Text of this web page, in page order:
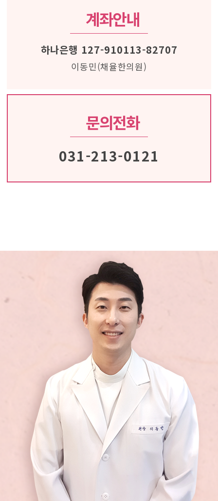
계좌안내
하나은행 127-910113-82707
이동민(채율한의원)
문의전화
031-213-0121